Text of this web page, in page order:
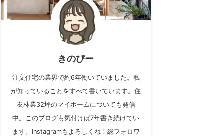
きのぴー
注文住宅の業界で約6年働いていました。私
が知っていることをすべて書いています。住
友林業32坪のマイホームについても発信
中。このブログも気付けば7年書き続けてい
ます。Instagramもよろしくね！総フォロワ